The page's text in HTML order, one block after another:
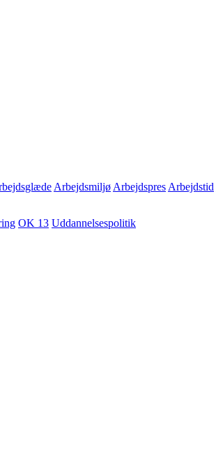
Arbejdsmiljø Arbejdspres Arbejdstid
OK 13 Uddannelsespolitik